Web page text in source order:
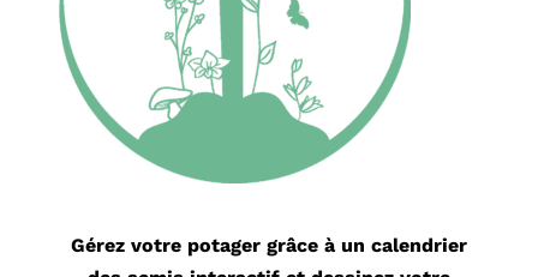
Gérez votre potager grâce à un calendrier